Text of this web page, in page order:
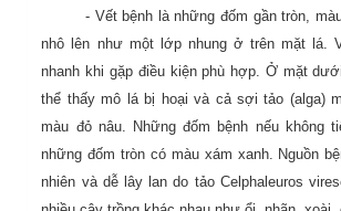
- Vết bệnh là những đốm gần tròn,
nhô lên như một lớp nhung ở trên mặt lá.
nhanh khi gặp điều kiện phù hợp. Ở mặt
thể thấy mô lá bị hoại và cả sợi tảo (alga)
màu đỏ nâu. Những đốm bệnh nếu không
những đốm tròn có màu xám xanh. Nguồn
nhiên và dễ lây lan do tảo Celphaleuros